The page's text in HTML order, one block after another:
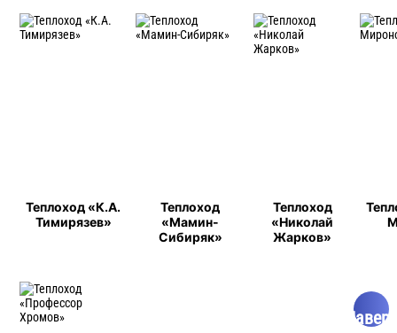
Теплоход «К.А.
Тимирязев»
Теплоход
«Мамин-
Сибиряк»
Теплоход
«Николай
Жарков»